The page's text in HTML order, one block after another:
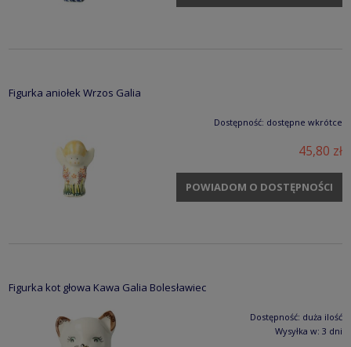
Figurka aniołek Wrzos Galia
Dostępność: dostępne wkrótce
45,80 zł
POWIADOM O DOSTĘPNOŚCI
Figurka kot głowa Kawa Galia Bolesławiec
Dostępność: duża ilość
Wysyłka w: 3 dni